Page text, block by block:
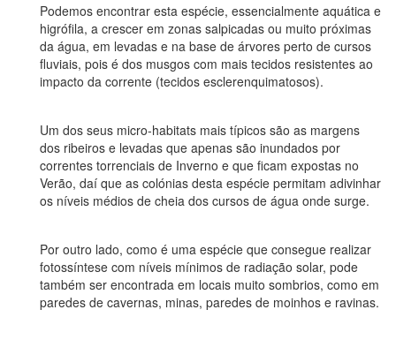
Podemos encontrar esta espécie, essencialmente aquática e
higrófila, a crescer em zonas salpicadas ou muito próximas
da água, em levadas e na base de árvores perto de cursos
fluviais, pois é dos musgos com mais tecidos resistentes ao
impacto da corrente (tecidos esclerenquimatosos).
Um dos seus micro-habitats mais típicos são as margens
dos ribeiros e levadas que apenas são inundados por
correntes torrenciais de Inverno e que ficam expostas no
Verão, daí que as colónias desta espécie permitam adivinhar
os níveis médios de cheia dos cursos de água onde surge.
Por outro lado, como é uma espécie que consegue realizar
fotossíntese com níveis mínimos de radiação solar, pode
também ser encontrada em locais muito sombrios, como em
paredes de cavernas, minas, paredes de moinhos e ravinas.